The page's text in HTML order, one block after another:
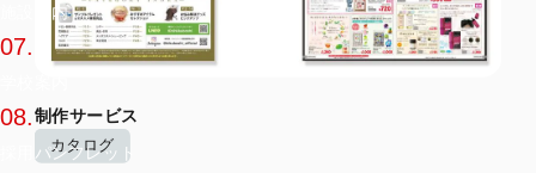
施設案内
07.
08.
採用パンフレット
制作サービス
カタログ